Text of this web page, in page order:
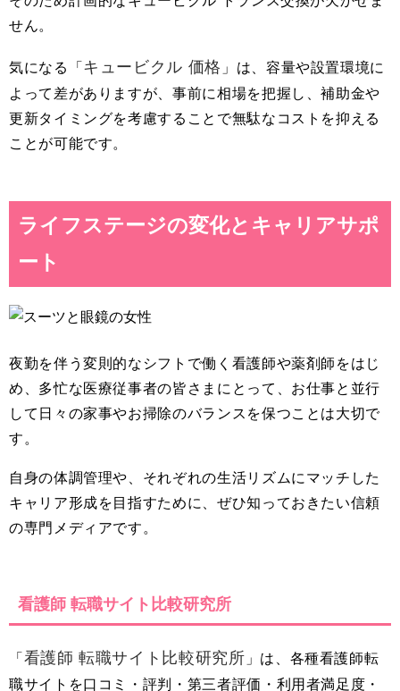
せん。
気になる「 キュービクル 価格 」は、容量や設置環境に
よって差がありますが、事前に相場を把握し、補助金や
更新タイミングを考慮することで無駄なコストを抑える
ことが可能です。
ライフステージの変化とキャリアサポ
ート
夜勤を伴う変則的なシフトで働く看護師や薬剤師をはじ
め、多忙な医療従事者の皆さまにとって、お仕事と並行
して日々の家事やお掃除のバランスを保つことは大切で
す。
自身の体調管理や、それぞれの生活リズムにマッチした
キャリア形成を目指すために、ぜひ知っておきたい信頼
の専門メディアです。
看護師 転職サイト比較研究所
「 看護師 転職サイト比較研究所 」は、各種看護師転
職サイトを口コミ・評判・第三者評価・利用者満足度・